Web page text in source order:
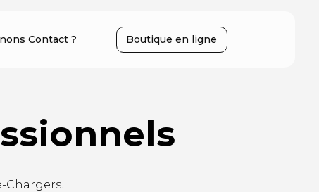
Contact ? Boutique en ligne
Chargers.